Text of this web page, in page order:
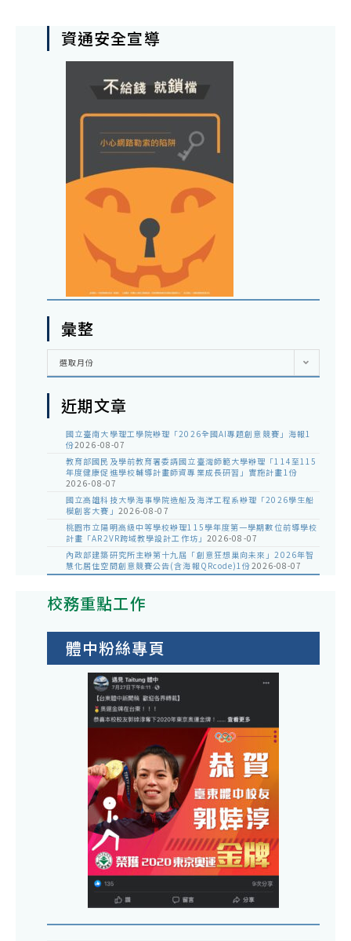
資通安全宣導
彙整
彙
選取月份
近期文章
國立臺南大學理工學院辦理「2026全國AI專題創意競賽」海報1
份2026-08-07
教育部國民及學前教育署委請國立臺灣師範大學辦理「114至115
年度健康促進學校輔導計畫師資專業成長研習」實施計畫1份
2026-08-07
國立高雄科技大學海事學院造船及海洋工程系辦理「2026學生船
模創客大賽」 2026-08-07
桃園市立陽明高級中等學校辦理115學年度第一學期數位前導學校
計畫「AR2VR跨域教學設計工作坊」 2026-08-07
內政部建築研究所主辦第十九屆「創意狂想巢向未來」2026年智
慧化居住空間創意競賽公告(含海報QRcode)1份2026-08-07
校務重點工作
體中粉絲專頁